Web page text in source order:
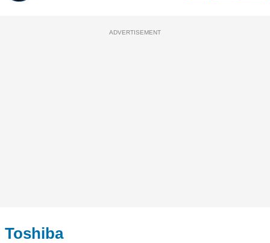
ADVERTISEMENT
Toshiba